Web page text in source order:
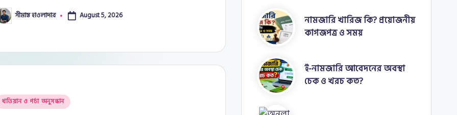
সীমান্ত হাওলাদার August 5, 2026
খতিয়ান ও পর্চা অনুসন্ধান
নামজারি খারিজ কি? প্রয়োজনীয়
কাগজপত্র ও সময়
ই-নামজারি আবেদনের অবস্থা
চেক ও খরচ কত?